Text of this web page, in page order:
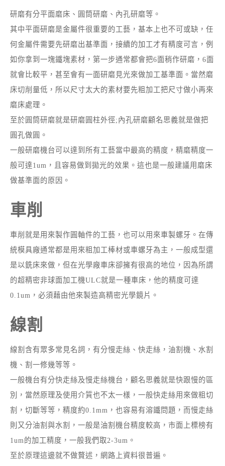
研磨有分平面磨床、圓筒研磨、內孔研磨等。
其中平面研磨是金屬件很重要的工藝，基本上也不可或缺，任
何金屬件需要先研磨出基準面，接續的加工才有精度可言，例
如你拿到一塊鐵塊素材，第一步通常都會把6面稍作研磨，6面
就會比較平，甚至會有一面研磨見光來做加工基準面。當然磨
床切削量低，所以尺寸太大的素材要先粗加工把尺寸做小再來
磨床處理。
至於圓筒研磨就是研磨圓柱外徑;內孔研磨顧名思義就是做把
圓孔做圓。
一般研磨機台可以達到所有工藝當中最高的精度，精磨精度一
般可達1um，且容易做到拋光的效果。這也是一般建議用磨床
做基準面的原因。
車削
車削就是用來製作圓軸件的工藝，也可以用來車製螺牙。在傳
統模具廠通常都是用來粗加工棒材或車螺牙為主，一般成型還
是以銑床來做，但在光學廠車床卻擁有很高的地位，因為所謂
的超精密非球面加工機ULC就是一種車床，他的精度可達
0.1um，必須藉由他來製造高精密光學鏡片。
線割
線割含有眾多常見名詞，有分慢走絲、快走絲，油割機、水割
機、割一修幾等等。
一般機台有分快走絲及慢走絲機台，顧名思義就是快跟慢的區
別，當然原理及使用介質也不太一樣，一般快走絲用來做粗切
割，切斷等等，精度約0.1mm，也容易有溶鐵問題，而慢走絲
則又分油割與水割，一般是油割機台精度較高，市面上標榜有
1um的加工精度，一般我們取2-3um。
至於原理這邊就不做贅述，網路上資料很普遍。